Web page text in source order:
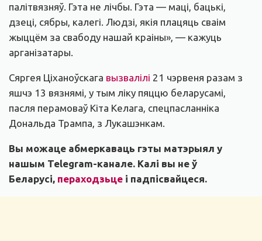
палітвязняў. Гэта не лічбы. Гэта — маці, бацькі,
дзеці, сябры, калегі. Людзі, якія плацяць сваім
жыццём за свабоду нашай краіны», — кажуць
арганізатары.
Сяргея Ціханоўскага вызвалілі 21 чэрвеня разам з
яшчэ 13 вязнямі, у тым ліку пяццю беларусамі,
пасля перамоваў Кіта Келага, спецпасланніка
Дональда Трампа, з Лукашэнкам.
Вы можаце абмеркаваць гэты матэрыял у
нашым Telegram-канале. Калі вы не ў
Беларусі, пераходзьце і падпісвайцеся.